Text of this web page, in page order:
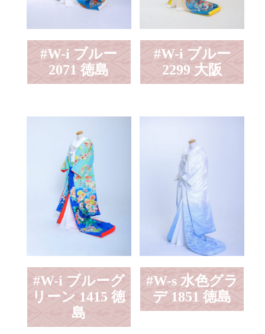
#W-i ブルー
2071 徳島
#W-i ブルー
2299 大阪
#W-i ブルーグ
リーン 1415 徳
島
#W-s 水色グラ
デ 1851 徳島